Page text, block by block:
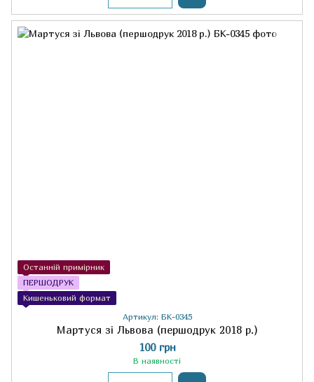
Останній примірник
ПЕРШОДРУК
Кишеньковий формат
Артикул: БК-0345
Мартуся зі Львова (першодрук 2018 р.)
100 грн
В наявності